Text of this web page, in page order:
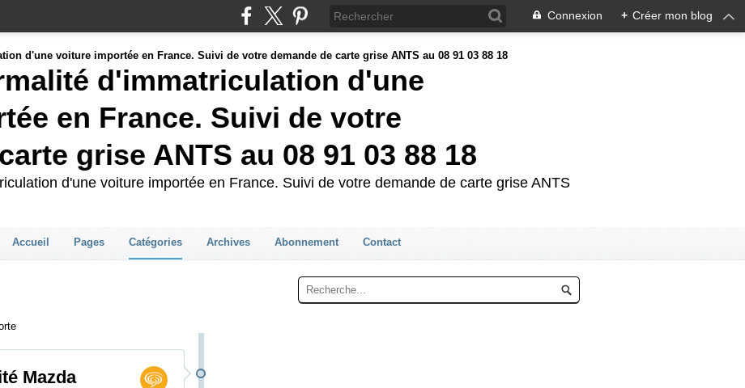
Connexion + Créer mon blog
d'immatriculation d'une
en France. Suivi de votre
grise ANTS au 08 91 03 88 18
d'une voiture importée en France. Suivi de votre demande de carte grise ANTS
Accueil Pages Catégories Archives Abonnement Contact
Mazda